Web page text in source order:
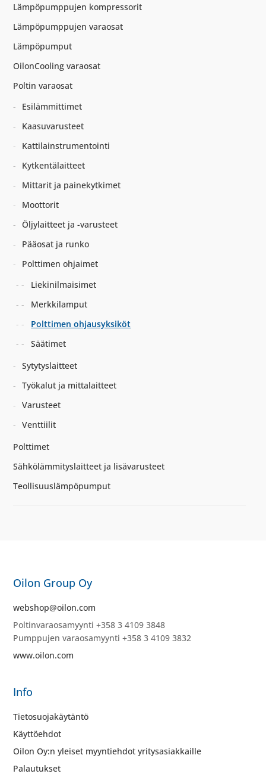
Lämpöpumppujen kompressorit
Lämpöpumppujen varaosat
Lämpöpumput
OilonCooling varaosat
Poltin varaosat
Esilämmittimet
Kaasuvarusteet
Kattilainstrumentointi
Kytkentälaitteet
Mittarit ja painekytkimet
Moottorit
Öljylaitteet ja -varusteet
Pääosat ja runko
Polttimen ohjaimet
Liekinilmaisimet
Merkkilamput
Polttimen ohjausyksiköt
Säätimet
Sytytyslaitteet
Työkalut ja mittalaitteet
Varusteet
Venttiilit
Polttimet
Sähkölämmityslaitteet ja lisävarusteet
Teollisuuslämpöpumput
Oilon Group Oy
webshop@oilon.com
Poltinvaraosamyynti +358 3 4109 3848
Pumppujen varaosamyynti +358 3 4109 3832
www.oilon.com
Info
Tietosuojakäytäntö
Käyttöehdot
Oilon Oy:n yleiset myyntiehdot yritysasiakkaille
Palautukset